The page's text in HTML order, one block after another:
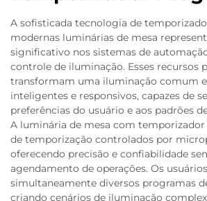
A sofisticada tecnologia de
modernas luminárias de mesa
significativo nos sistemas de
controle de iluminação. Esses recursos
transformam uma iluminação comum
inteligentes e responsivos, capazes de
preferências do usuário e aos padrões
A luminária de mesa com
de temporização controlados por
oferecendo precisão e confiabilidade
agendamento de operações. Os
simultaneamente diversos programas
criando cenários de iluminação